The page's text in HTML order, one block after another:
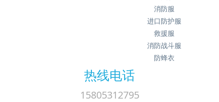
消防服
进口防护服
救援服
消防战斗服
防蜂衣
热线电话
15805312795